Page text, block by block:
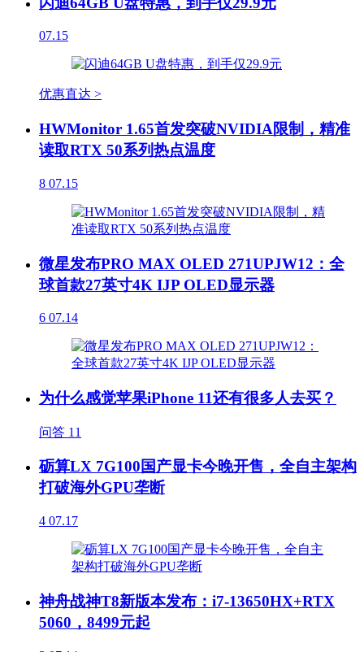
07.15
优惠直达 >
HWMonitor 1.65首发突破NVIDIA限制，精准
读取RTX 50系列热点温度
8 07.15
微星发布PRO MAX OLED 271UPJW12：全
球首款27英寸4K IJP OLED显示器
6 07.14
为什么感觉苹果iPhone 11还有很多人去买？
问答 11
砺算LX 7G100国产显卡今晚开售，全自主架构
打破海外GPU垄断
4 07.17
神舟战神T8新版本发布：i7-13650HX+RTX
5060，8499元起